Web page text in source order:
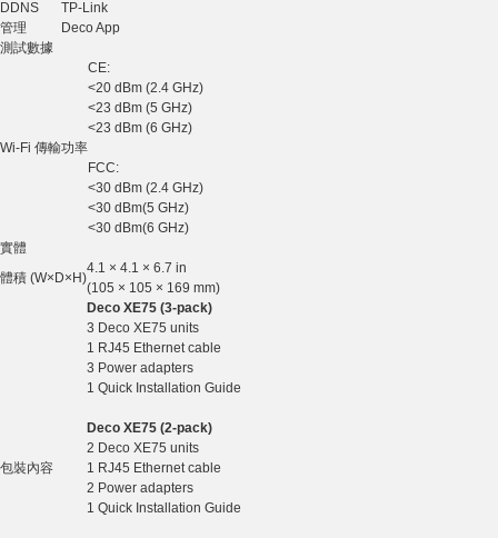
DDNS
TP-Link
管理
Deco App
測試數據
Wi-Fi 傳輸功率
CE:
<20 dBm (2.4 GHz)
<23 dBm (5 GHz)
<23 dBm (6 GHz)
FCC:
<30 dBm (2.4 GHz)
<30 dBm(5 GHz)
<30 dBm(6 GHz)
實體
體積 (W×D×H)
4.1 × 4.1 × 6.7 in
(105 × 105 × 169 mm)
包裝內容
Deco XE75 (3-pack)
3 Deco XE75 units
1 RJ45 Ethernet cable
3 Power adapters
1 Quick Installation Guide
Deco XE75 (2-pack)
2 Deco XE75 units
1 RJ45 Ethernet cable
2 Power adapters
1 Quick Installation Guide